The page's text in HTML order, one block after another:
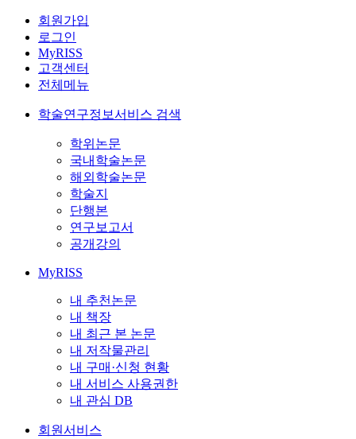
회원가입
로그인
MyRISS
고객센터
전체메뉴
학술연구정보서비스 검색
학위논문
국내학술논문
해외학술논문
학술지
단행본
연구보고서
공개강의
MyRISS
내 추천논문
내 책장
내 최근 본 논문
내 저작물관리
내 구매·신청 현황
내 서비스 사용권한
내 관심 DB
회원서비스